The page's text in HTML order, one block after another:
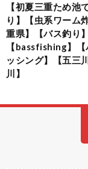
【初夏三重ため池
り】【虫系ワーム
重県】【バス釣り
【bassfishing】【
ッシング】【五三
川】